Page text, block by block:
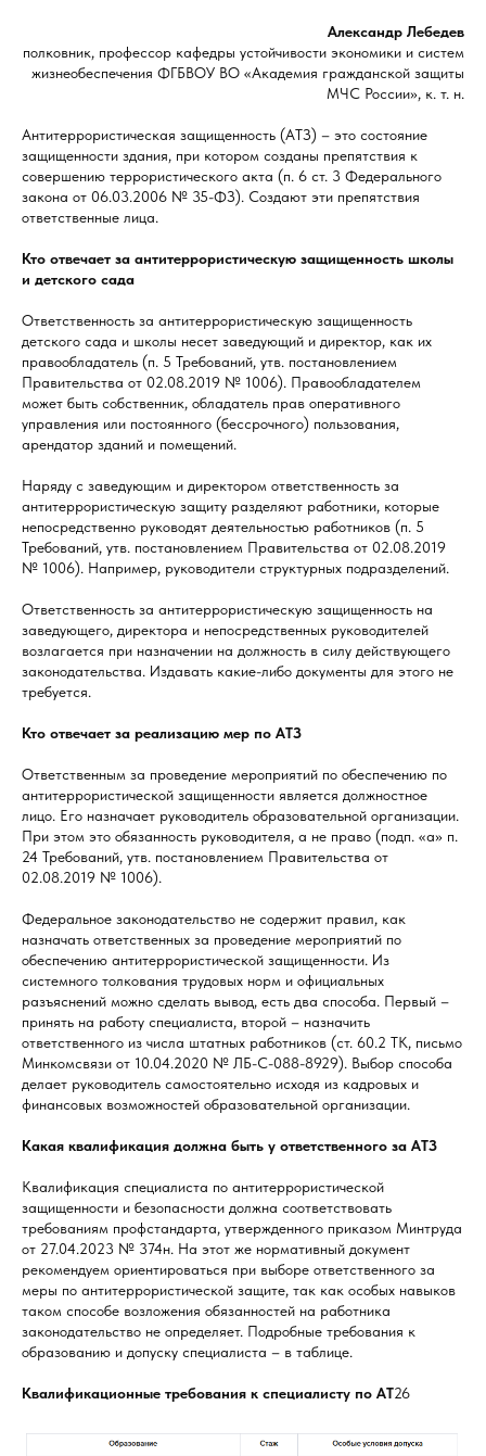
Александр Лебедев
полковник, профессор кафедры устойчивости экономики и систем
жизнеобеспечения ФГБВОУ ВО «Академия гражданской защиты
МЧС России», к. т. н.
Антитеррористическая защищенность (АТЗ) – это состояние
защищенности здания, при котором созданы препятствия к
совершению террористического акта (п. 6 ст. 3 Федерального
закона от 06.03.2006 № 35-ФЗ). Создают эти препятствия
ответственные лица.
Кто отвечает за антитеррористическую защищенность школы
и детского сада
Ответственность за антитеррористическую защищенность
детского сада и школы несет заведующий и директор, как их
правообладатель (п. 5 Требований, утв. постановлением
Правительства от 02.08.2019 № 1006). Правообладателем
может быть собственник, обладатель прав оперативного
управления или постоянного (бессрочного) пользования,
арендатор зданий и помещений.
Наряду с заведующим и директором ответственность за
антитеррористическую защиту разделяют работники, которые
непосредственно руководят деятельностью работников (п. 5
Требований, утв. постановлением Правительства от 02.08.2019
№ 1006). Например, руководители структурных подразделений.
Ответственность за антитеррористическую защищенность на
заведующего, директора и непосредственных руководителей
возлагается при назначении на должность в силу действующего
законодательства. Издавать какие-либо документы для этого не
требуется.
Кто отвечает за реализацию мер по АТЗ
Ответственным за проведение мероприятий по обеспечению по
антитеррористической защищенности является должностное
лицо. Его назначает руководитель образовательной организации.
При этом это обязанность руководителя, а не право (подп. «а» п.
24 Требований, утв. постановлением Правительства от
02.08.2019 № 1006).
Федеральное законодательство не содержит правил, как
назначать ответственных за проведение мероприятий по
обеспечению антитеррористической защищенности. Из
системного толкования трудовых норм и официальных
разъяснений можно сделать вывод, есть два способа. Первый –
принять на работу специалиста, второй – назначить
ответственного из числа штатных работников (ст. 60.2 ТК, письмо
Минкомсвязи от 10.04.2020 № ЛБ-С-088-8929). Выбор способа
делает руководитель самостоятельно исходя из кадровых и
финансовых возможностей образовательной организации.
Какая квалификация должна быть у ответственного за АТЗ
Квалификация специалиста по антитеррористической
защищенности и безопасности должна соответствовать
требованиям профстандарта, утвержденного приказом Минтруда
от 27.04.2023 № 374н. На этот же нормативный документ
рекомендуем ориентироваться при выборе ответственного за
меры по антитеррористической защите, так как особых навыков
таком способе возложения обязанностей на работника
законодательство не определяет. Подробные требования к
образованию и допуску специалиста – в таблице.
Квалификационные требования к специалисту по АТ26